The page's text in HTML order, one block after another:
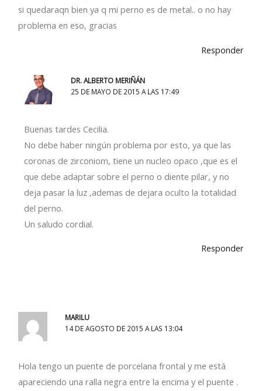
si quedaraqn bien ya q mi perno es de metal.. o no hay
problema en eso, gracias
Responder
DR. ALBERTO MERIÑÁN
25 DE MAYO DE 2015 A LAS 17:49
Buenas tardes Cecilia.
No debe haber ningún problema por esto, ya que las
coronas de zirconiom, tiene un nucleo opaco ,que es el
que debe adaptar sobre el perno o diente pilar, y no
deja pasar la luz ,ademas de dejara oculto la totalidad
del perno.
Un saludo cordial.
Responder
MARILU
14 DE AGOSTO DE 2015 A LAS 13:04
Hola tengo un puente de porcelana frontal y me está
apareciendo una ralla negra entre la encima y el puente .